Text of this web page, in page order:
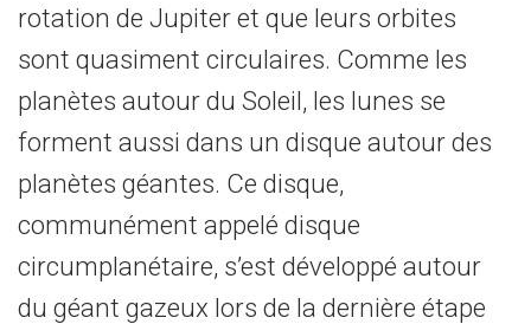
rotation de Jupiter et que leurs orbites
sont quasiment circulaires. Comme les
planètes autour du Soleil, les lunes se
forment aussi dans un disque autour des
planètes géantes. Ce disque,
communément appelé disque
circumplanétaire, s’est développé autour
du géant gazeux lors de la dernière étape